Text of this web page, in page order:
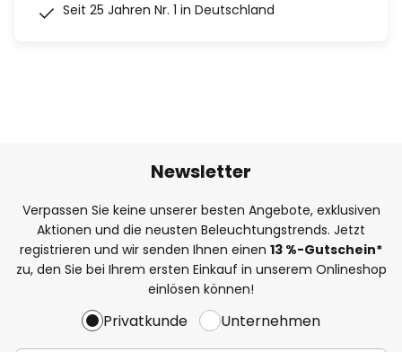
Seit 25 Jahren Nr. 1 in Deutschland
Newsletter
Verpassen Sie keine unserer besten Angebote, exklusiven
Aktionen und die neusten Beleuchtungstrends. Jetzt
registrieren und wir senden Ihnen einen 13 %-Gutschein*
zu, den Sie bei Ihrem ersten Einkauf in unserem Onlineshop
einlösen können!
Privatkunde Unternehmen